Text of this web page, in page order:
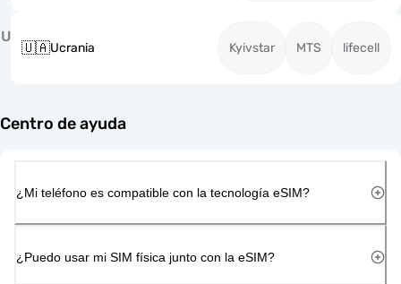
U
🇺🇦Ucrania Kyivstar MTS lifecell
Centro de ayuda
¿Mi teléfono es compatible con la tecnología eSIM?
¿Puedo usar mi SIM física junto con la eSIM?